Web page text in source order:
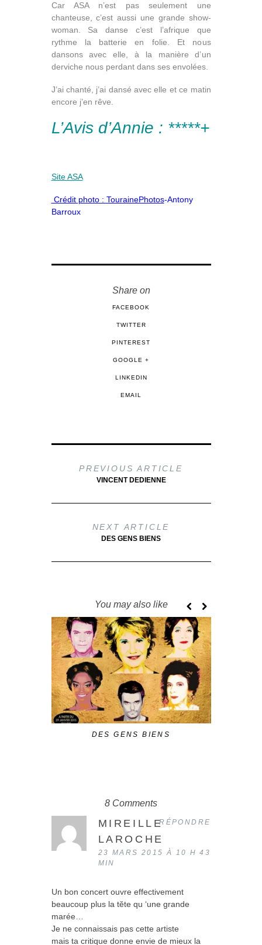
Car ASA n’est pas seulement une
chanteuse, c’est aussi une grande show-
woman. Sa danse c’est l’afrique que
rythme la batterie en folie. Et nous
dansons avec elle, à la manière d’un
derviche nous perdant dans ses envolées.
J’ai chanté, j’ai dansé avec elle et ce matin
encore j’en rêve.
L’Avis d’Annie : *****+
Site ASA
Crédit photo : TourainePhotos-Antony
Barroux
Share on
FACEBOOK
TWITTER
PINTEREST
GOOGLE +
LINKEDIN
EMAIL
PREVIOUS ARTICLE
VINCENT DEDIENNE
NEXT ARTICLE
DES GENS BIENS
You may also like
DES GENS BIENS
8 Comments
MIREILLE
LAROCHE
23 MARS 2015 À 10 H 43
MIN
Un bon concert ouvre effectivement
beaucoup plus la tĕte qu ‘une grande
marée…
Je ne connaissais pas cette artiste
mais ta critique donne envie de mieux la
RÉPONDRE